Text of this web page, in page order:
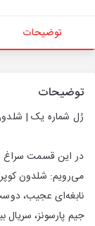
توضیحات
توضیحات
رُل شماره یک |
در این قسمت سراغ
می‌رویم: شلدون کوپر
نابغه‌ای عجیب،
جیم پارسونز،